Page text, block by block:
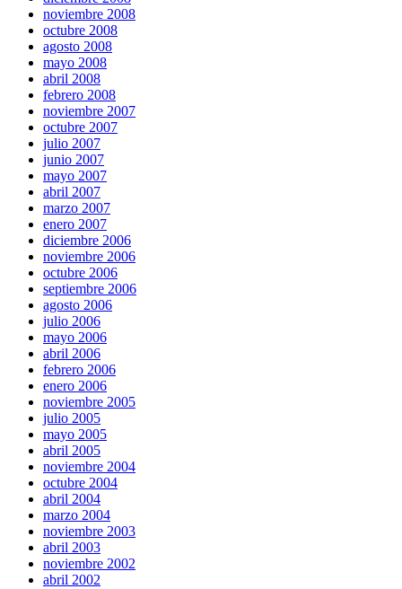
noviembre 2008
octubre 2008
agosto 2008
mayo 2008
abril 2008
febrero 2008
noviembre 2007
octubre 2007
julio 2007
junio 2007
mayo 2007
abril 2007
marzo 2007
enero 2007
diciembre 2006
noviembre 2006
octubre 2006
septiembre 2006
agosto 2006
julio 2006
mayo 2006
abril 2006
febrero 2006
enero 2006
noviembre 2005
julio 2005
mayo 2005
abril 2005
noviembre 2004
octubre 2004
abril 2004
marzo 2004
noviembre 2003
abril 2003
noviembre 2002
abril 2002